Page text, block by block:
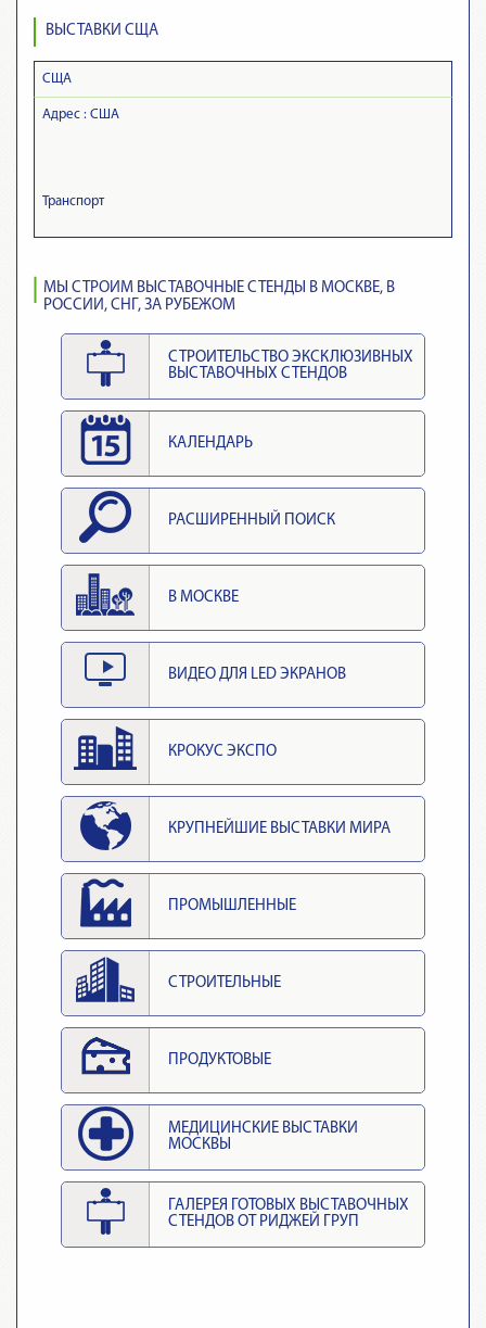
ВЫСТАВКИ СЩА
СЩА
Адрес : США
Транспорт
МЫ СТРОИМ ВЫСТАВОЧНЫЕ СТЕНДЫ В МОСКВЕ, В
РОССИИ, СНГ, ЗА РУБЕЖОМ
СТРОИТЕЛЬСТВО ЭКСКЛЮЗИВНЫХ
ВЫСТАВОЧНЫХ СТЕНДОВ
КАЛЕНДАРЬ
РАСШИРЕННЫЙ ПОИСК
В МОСКВЕ
ВИДЕО ДЛЯ LED ЭКРАНОВ
КРОКУС ЭКСПО
КРУПНЕЙШИЕ ВЫСТАВКИ МИРА
ПРОМЫШЛЕННЫЕ
СТРОИТЕЛЬНЫЕ
ПРОДУКТОВЫЕ
МЕДИЦИНСКИЕ ВЫСТАВКИ
МОСКВЫ
ГАЛЕРЕЯ ГОТОВЫХ ВЫСТАВОЧНЫХ
СТЕНДОВ ОТ РИДЖЕЙ ГРУП